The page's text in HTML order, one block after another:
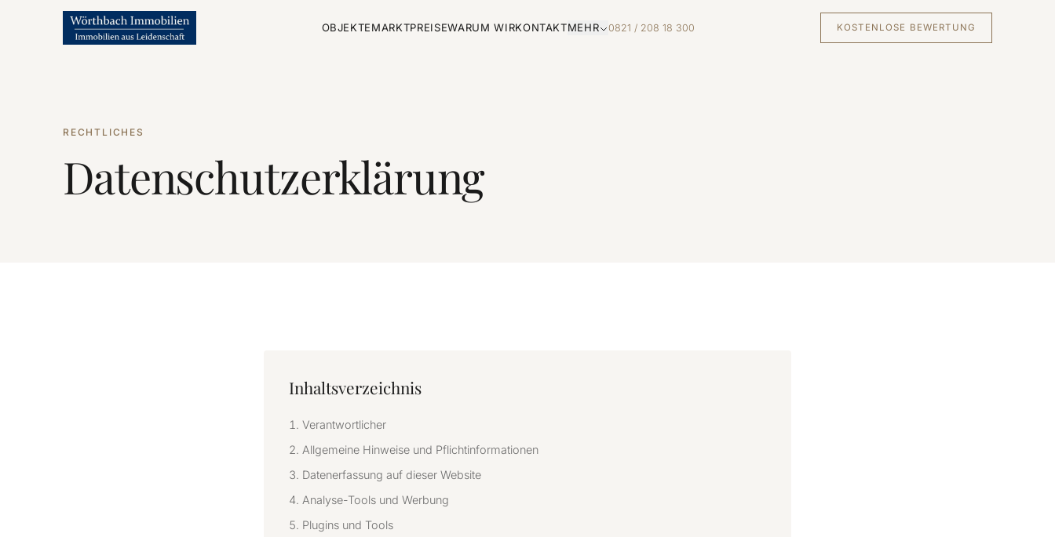
OBJEKTEMARKTPREISEWARUM WIRKONTAKTMEHR 0821 / 208 18 300 KOSTENLOSE BEWERTUNG
RECHTLICHES
Datenschutz­erklärung
Inhaltsverzeichnis
Verantwortlicher
Allgemeine Hinweise und Pflichtinformationen
Datenerfassung auf dieser Website
Analyse-Tools und Werbung
Plugins und Tools